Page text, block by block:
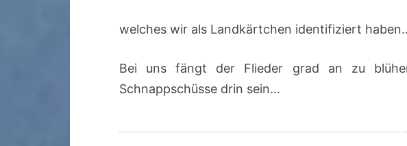
welches wir als Landkärtchen identifiziert
Bei uns fängt der Flieder grad an zu
Schnappschüsse drin sein…